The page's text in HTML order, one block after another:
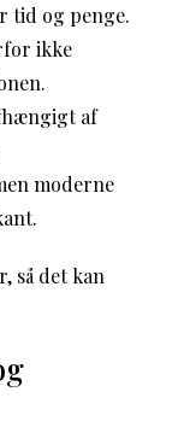
tid og penge.
ikke
af
moderne
så det kan